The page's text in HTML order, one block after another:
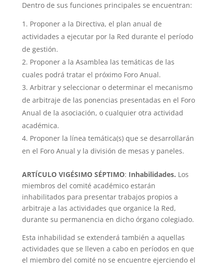
Dentro de sus funciones principales se encuentran:
Proponer a la Directiva, el plan anual de
actividades a ejecutar por la Red durante el período
de gestión.
Proponer a la Asamblea las temáticas de las
cuales podrá tratar el próximo Foro Anual.
Arbitrar y seleccionar o determinar el mecanismo
de arbitraje de las ponencias presentadas en el Foro
Anual de la asociación, o cualquier otra actividad
académica.
Proponer la línea temática(s) que se desarrollarán
en el Foro Anual y la división de mesas y paneles.
ARTÍCULO VIGÉSIMO SÉPTIMO: Inhabilidades. Los
miembros del comité académico estarán
inhabilitados para presentar trabajos propios a
arbitraje a las actividades que organice la Red,
durante su permanencia en dicho órgano colegiado.
Esta inhabilidad se extenderá también a aquellas
actividades que se lleven a cabo en períodos en que
el miembro del comité no se encuentre ejerciendo el